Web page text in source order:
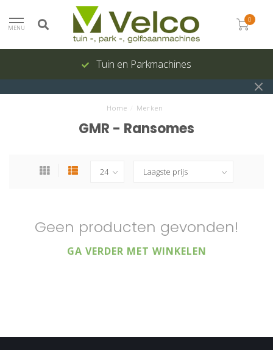
MENU
0
Tuin en Parkmachines
Home Merken
GMR - Ransomes
Geen producten gevonden!
GA VERDER MET WINKELEN